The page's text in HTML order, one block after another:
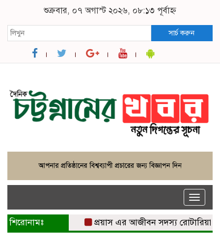
শুক্রবার, ০৭ অগাস্ট ২০২৬, ০৮:১৩ পূর্বাহ্ন
সার্চ করুন
Toggle
শিরোনামঃ প্রয়াস এর আজীবন সদস্য রোটারিয়ান